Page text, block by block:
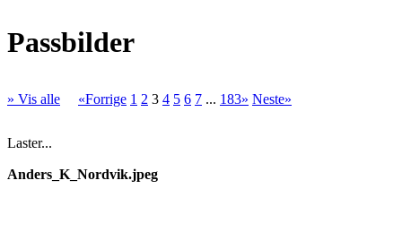
Passbilder
» Vis alle «Forrige 1 2 3 4 5 6 7 ... 183» Neste»
Laster...
Anders_K_Nordvik.jpeg